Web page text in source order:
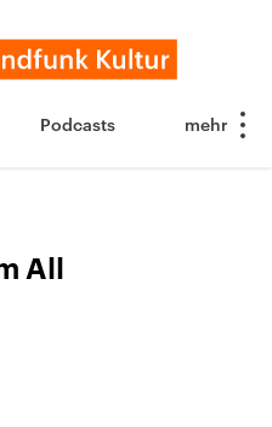
Podcasts
All